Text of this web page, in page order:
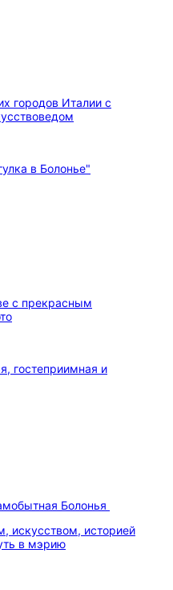
городов Италии с
с прекрасным
Болонья
искусством, историей
в мэрию